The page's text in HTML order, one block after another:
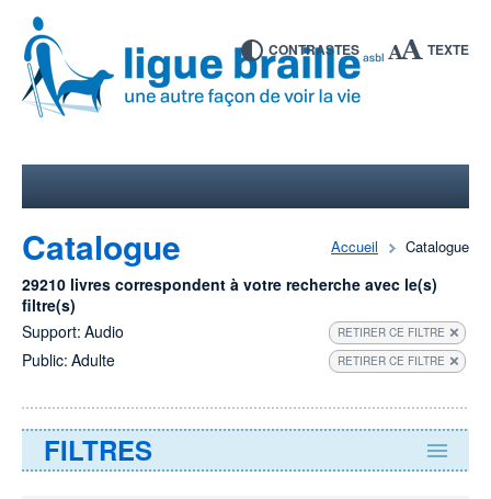
CONTRASTES TEXTE
Accueil Catalogue
Catalogue
29210 livres correspondent à votre recherche avec le(s)
filtre(s)
Support: Audio RETIRER CE FILTRE
Public: Adulte RETIRER CE FILTRE
FILTRES